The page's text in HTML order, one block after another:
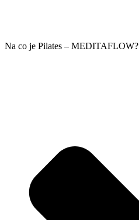
Na co je Pilates – MEDITAFLOW?